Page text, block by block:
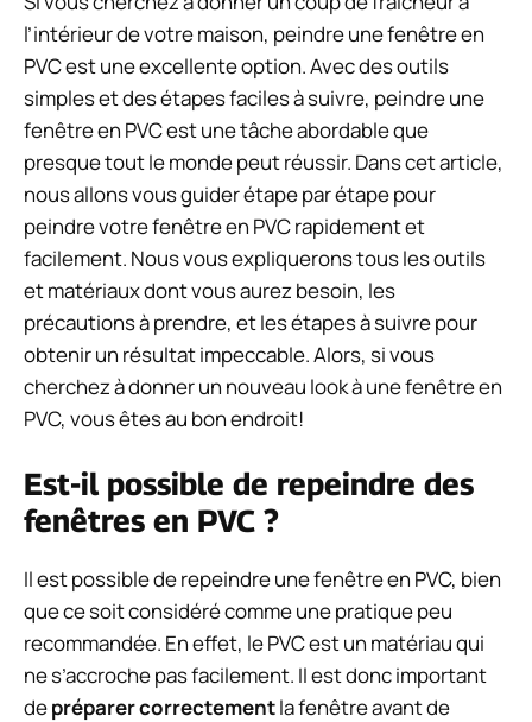
l’intérieur de votre maison, peindre une fenêtre en
PVC est une excellente option. Avec des outils
simples et des étapes faciles à suivre, peindre une
fenêtre en PVC est une tâche abordable que
presque tout le monde peut réussir. Dans cet article,
nous allons vous guider étape par étape pour
peindre votre fenêtre en PVC rapidement et
facilement. Nous vous expliquerons tous les outils
et matériaux dont vous aurez besoin, les
précautions à prendre, et les étapes à suivre pour
obtenir un résultat impeccable. Alors, si vous
cherchez à donner un nouveau look à une fenêtre en
PVC, vous êtes au bon endroit!
Est-il possible de repeindre des
fenêtres en PVC ?
Il est possible de repeindre une fenêtre en PVC, bien
que ce soit considéré comme une pratique peu
recommandée. En effet, le PVC est un matériau qui
ne s’accroche pas facilement. Il est donc important
depréparer correctementla fenêtre avant de